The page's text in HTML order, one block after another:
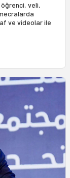
öğrenci, veli,
ve videolar ile